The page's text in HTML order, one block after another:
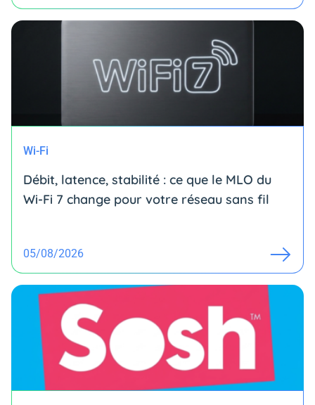
Wi-Fi
Débit, latence, stabilité : ce que le MLO du
Wi-Fi 7 change pour votre réseau sans fil
05/08/2026